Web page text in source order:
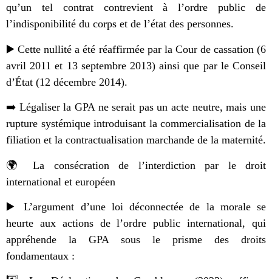
qu’un tel contrat contrevient à l’ordre public de
l’indisponibilité du corps et de l’état des personnes.
▶️ Cette nullité a été réaffirmée par la Cour de cassation (6
avril 2011 et 13 septembre 2013) ainsi que par le Conseil
d’État (12 décembre 2014).
➡️ Légaliser la GPA ne serait pas un acte neutre, mais une
rupture systémique introduisant la commercialisation de la
filiation et la contractualisation marchande de la maternité.
🌍 La consécration de l’interdiction par le droit
international et européen
▶️ L’argument d’une loi déconnectée de la morale se
heurte aux actions de l’ordre public international, qui
appréhende la GPA sous le prisme des droits
fondamentaux :